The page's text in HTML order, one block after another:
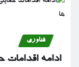
فناوری
ادامه اقدامات